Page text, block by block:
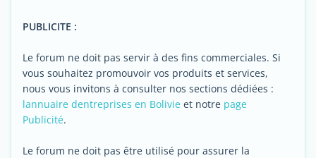
PUBLICITE :
Le forum ne doit pas servir à des fins commerciales. Si
vous souhaitez promouvoir vos produits et services,
nous vous invitons à consulter nos sections dédiées :
lannuaire dentreprises en Bolivie et notre page
Publicité.
Le forum ne doit pas être utilisé pour assurer la